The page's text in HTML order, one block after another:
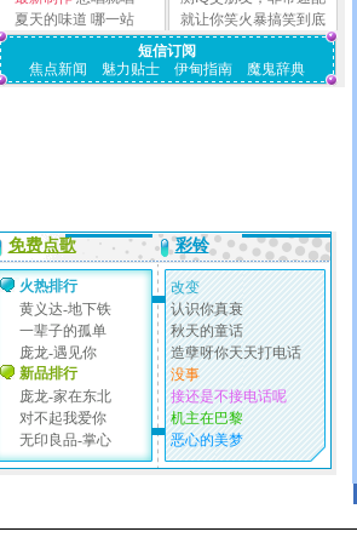
夏天的味道 哪一站
就让你笑火暴搞笑到底
短信订阅
焦点新闻
魅力贴士 伊甸指南 魔鬼辞典